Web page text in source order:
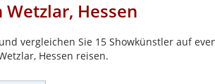
Wetzlar, Hessen
vergleichen Sie 15 Showkünstler auf
Hessen reisen.